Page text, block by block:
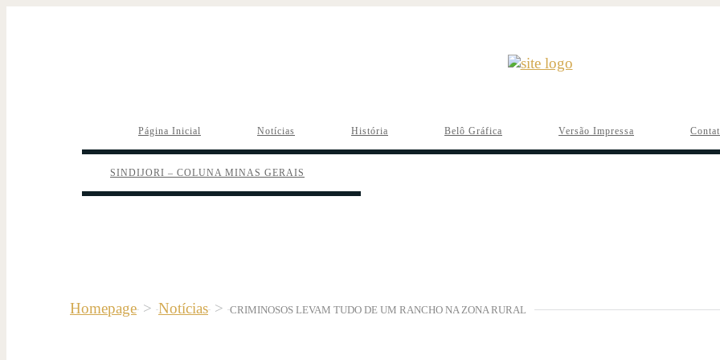
Página Inicial Notícias História Belô Gráfica Versão Impressa
SINDIJORI – COLUNA MINAS GERAIS
Homepage > Notícias > CRIMINOSOS LEVAM TUDO DE UM RANCHO NA ZONA RURAL